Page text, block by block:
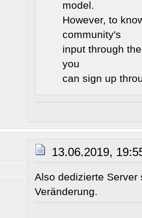
model.
However, to
community's
input through
you
can sign up
13.06.2019,
Also dedizierte
Veränderung.